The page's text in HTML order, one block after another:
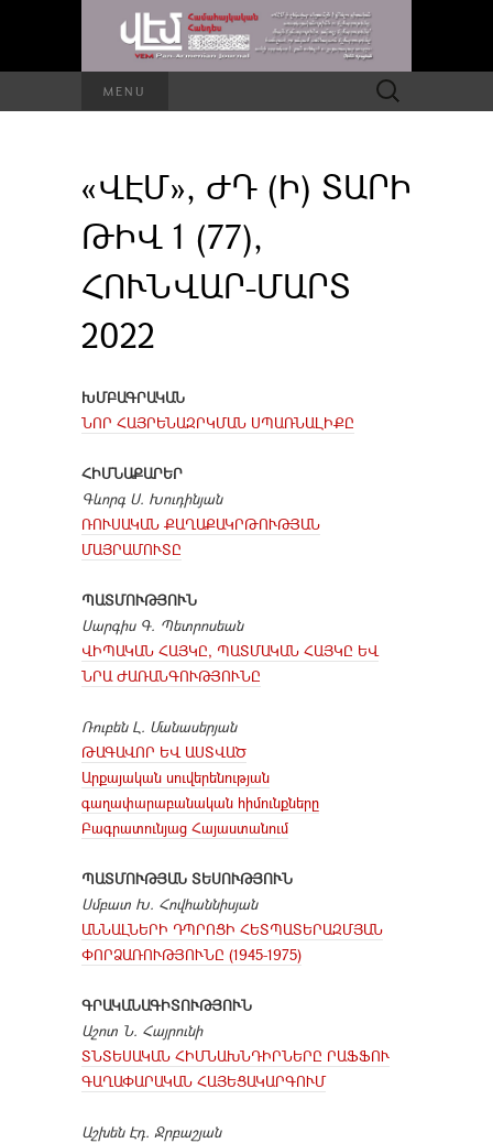
MENU Որոնել՝
«ՎԷՄ», ԺԴ (Ի) ՏԱՐԻ
ԹԻՎ 1 (77),
ՀՈՒՆՎԱՐ-ՄԱՐՏ
2022
ԽՄԲԱԳՐԱԿԱՆ
ՆՈՐ ՀԱՅՐԵՆԱԶՐԿՄԱՆ ՍՊԱՌՆԱԼԻՔԸ
ՀԻՄՆԱՔԱՐԵՐ
Գևորգ Ս. Խուդինյան
ՌՈՒՍԱԿԱՆ ՔԱՂԱՔԱԿՐԹՈՒԹՅԱՆ
ՄԱՅՐԱՄՈՒՏԸ
ՊԱՏՄՈՒԹՅՈՒՆ
Սարգիս Գ. Պետրոսեան
ՎԻՊԱԿԱՆ ՀԱՅԿԸ, ՊԱՏՄԱԿԱՆ ՀԱՅԿԸ ԵՎ
ՆՐԱ ԺԱՌԱՆԳՈՒԹՅՈՒՆԸ
Ռուբեն Լ. Մանասերյան
ԹԱԳԱՎՈՐ ԵՎ ԱՍՏՎԱԾ
Արքայական սուվերենության
գաղափարաբանական հիմունքները
Բագրատունյաց Հայաստանում
ՊԱՏՄՈՒԹՅԱՆ ՏԵՍՈՒԹՅՈՒՆ
Սմբատ Խ. Հովհաննիսյան
ԱՆՆԱԼՆԵՐԻ ԴՊՐՈՑԻ ՀԵՏՊԱՏԵՐԱԶՄՅԱՆ
ՓՈՐՁԱՌՈՒԹՅՈՒՆԸ (1945-1975)
ԳՐԱԿԱՆԱԳԻՏՈՒԹՅՈՒՆ
Աշոտ Ն. Հայրունի
ՏՆՏԵՍԱԿԱՆ ՀԻՄՆԱԽՆԴԻՐՆԵՐԸ ՐԱՖՖՈՒ
ԳԱՂԱՓԱՐԱԿԱՆ ՀԱՅԵՑԱԿԱՐԳՈՒՄ
Աշխեն Էդ. Ջրբաշյան